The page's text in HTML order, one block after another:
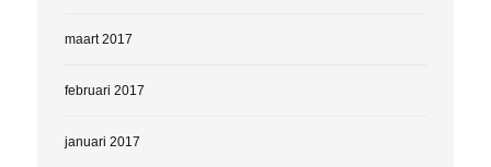
maart 2017
februari 2017
januari 2017